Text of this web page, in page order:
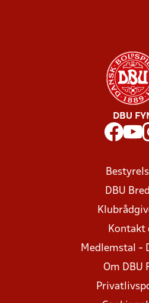
DBU
DBU
Kontakt
Medlemstal -
Om DBU